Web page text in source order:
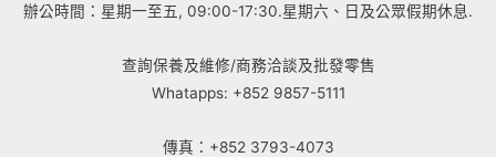
辦公時間：星期一至五, 09:00-17:30.星期六、日及公眾假期休息.
查詢保養及維修/商務洽談及批發零售
Whatapps: +852 9857-5111
傳真：+852 3793-4073